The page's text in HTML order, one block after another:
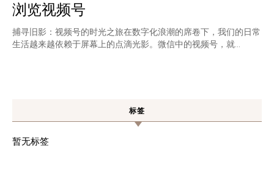
浏览视频号
捕寻旧影：视频号的时光之旅在数字化浪潮的席卷下，我们的日常
生活越来越依赖于屏幕上的点滴光影。微信中的视频号，就...
标签
暂无标签